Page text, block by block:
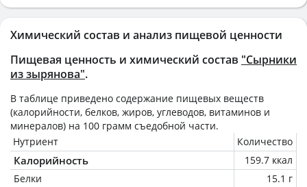
Химический состав и анализ пищевой ценности
Пищевая ценность и химический состав "Сырники
из зырянова".
В таблице приведено содержание пищевых веществ
(калорийности, белков, жиров, углеводов, витаминов и
минералов) на 100 грамм съедобной части.
Нутриент
Количество
Калорийность
159.7 ккал
Белки
15.1 г